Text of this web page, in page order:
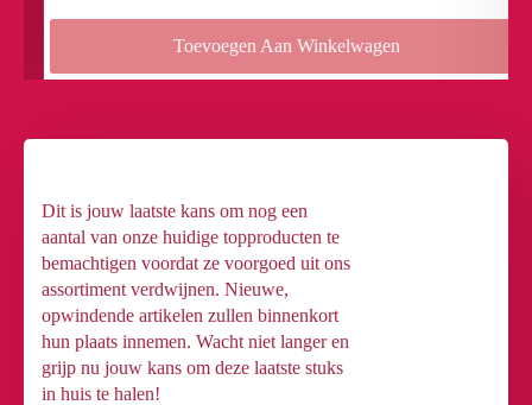
Toevoegen Aan Winkelwagen
Dit is jouw laatste kans om nog een
aantal van onze huidige topproducten te
bemachtigen voordat ze voorgoed uit ons
assortiment verdwijnen. Nieuwe,
opwindende artikelen zullen binnenkort
hun plaats innemen. Wacht niet langer en
grijp nu jouw kans om deze laatste stuks
in huis te halen!